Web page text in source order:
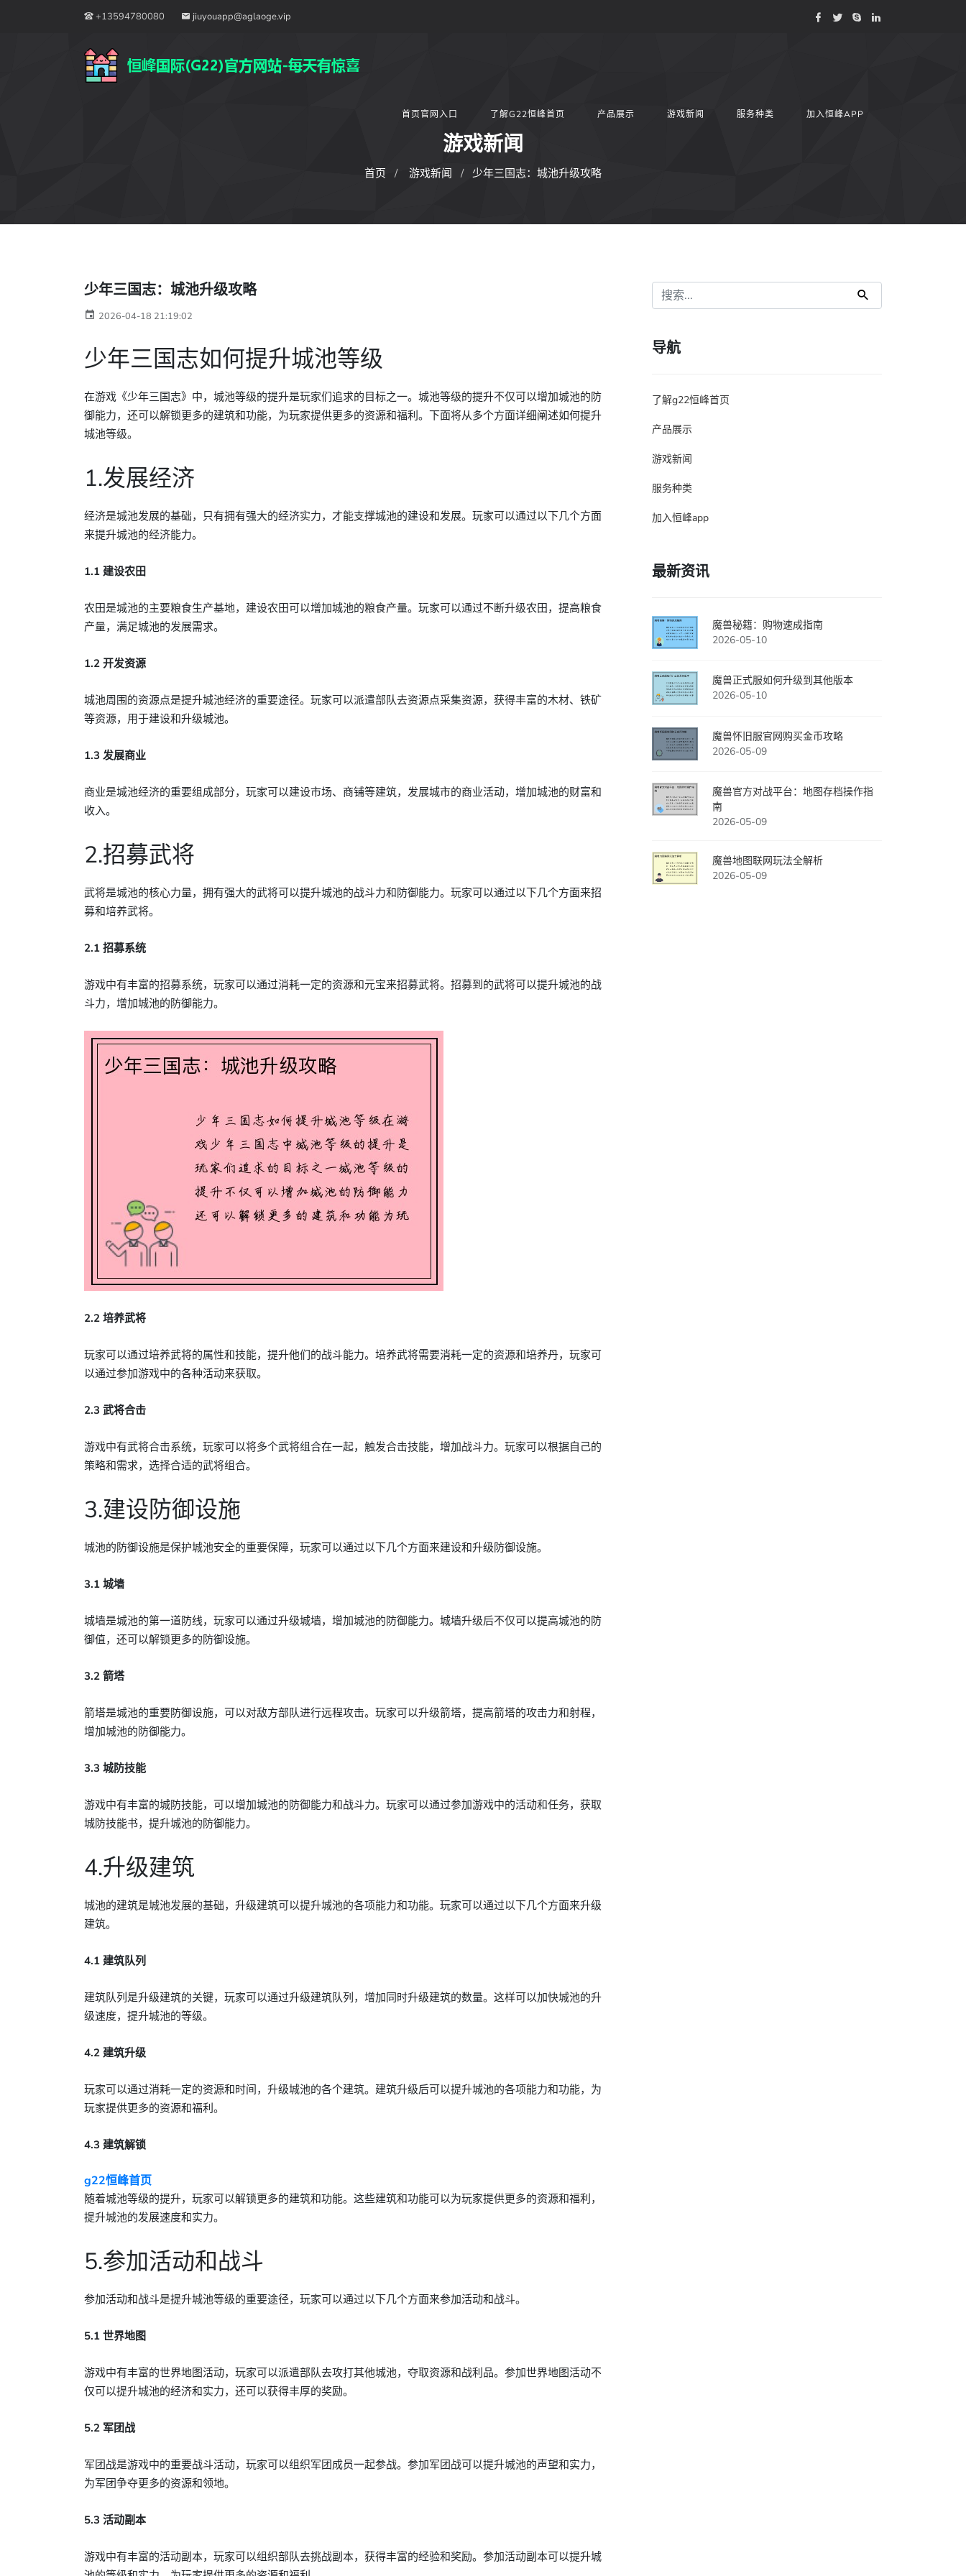
+13594780080 jiuyouapp@aglaoge.vip
首页官网入口 了解G22恒峰首页 产品展示 游戏新闻 服务种类 加入恒峰APP
游戏新闻
首页 游戏新闻 少年三国志：城池升级攻略
少年三国志：城池升级攻略
2026-04-18 21:19:02
少年三国志如何提升城池等级
在游戏《少年三国志》中，城池等级的提升是玩家们追求的目标之一。城池等级的提升不仅可以增加城池的防
御能力，还可以解锁更多的建筑和功能，为玩家提供更多的资源和福利。下面将从多个方面详细阐述如何提升
城池等级。
1.发展经济
经济是城池发展的基础，只有拥有强大的经济实力，才能支撑城池的建设和发展。玩家可以通过以下几个方面
来提升城池的经济能力。
1.1 建设农田
农田是城池的主要粮食生产基地，建设农田可以增加城池的粮食产量。玩家可以通过不断升级农田，提高粮食
产量，满足城池的发展需求。
1.2 开发资源
城池周围的资源点是提升城池经济的重要途径。玩家可以派遣部队去资源点采集资源，获得丰富的木材、铁矿
等资源，用于建设和升级城池。
1.3 发展商业
商业是城池经济的重要组成部分，玩家可以建设市场、商铺等建筑，发展城市的商业活动，增加城池的财富和
收入。
2.招募武将
武将是城池的核心力量，拥有强大的武将可以提升城池的战斗力和防御能力。玩家可以通过以下几个方面来招
募和培养武将。
2.1 招募系统
游戏中有丰富的招募系统，玩家可以通过消耗一定的资源和元宝来招募武将。招募到的武将可以提升城池的战
斗力，增加城池的防御能力。
2.2 培养武将
玩家可以通过培养武将的属性和技能，提升他们的战斗能力。培养武将需要消耗一定的资源和培养丹，玩家可
以通过参加游戏中的各种活动来获取。
2.3 武将合击
游戏中有武将合击系统，玩家可以将多个武将组合在一起，触发合击技能，增加战斗力。玩家可以根据自己的
策略和需求，选择合适的武将组合。
3.建设防御设施
城池的防御设施是保护城池安全的重要保障，玩家可以通过以下几个方面来建设和升级防御设施。
3.1 城墙
城墙是城池的第一道防线，玩家可以通过升级城墙，增加城池的防御能力。城墙升级后不仅可以提高城池的防
御值，还可以解锁更多的防御设施。
3.2 箭塔
箭塔是城池的重要防御设施，可以对敌方部队进行远程攻击。玩家可以升级箭塔，提高箭塔的攻击力和射程，
增加城池的防御能力。
3.3 城防技能
游戏中有丰富的城防技能，可以增加城池的防御能力和战斗力。玩家可以通过参加游戏中的活动和任务，获取
城防技能书，提升城池的防御能力。
4.升级建筑
城池的建筑是城池发展的基础，升级建筑可以提升城池的各项能力和功能。玩家可以通过以下几个方面来升级
建筑。
4.1 建筑队列
建筑队列是升级建筑的关键，玩家可以通过升级建筑队列，增加同时升级建筑的数量。这样可以加快城池的升
级速度，提升城池的等级。
4.2 建筑升级
玩家可以通过消耗一定的资源和时间，升级城池的各个建筑。建筑升级后可以提升城池的各项能力和功能，为
玩家提供更多的资源和福利。
4.3 建筑解锁
g22恒峰首页
随着城池等级的提升，玩家可以解锁更多的建筑和功能。这些建筑和功能可以为玩家提供更多的资源和福利，
提升城池的发展速度和实力。
5.参加活动和战斗
参加活动和战斗是提升城池等级的重要途径，玩家可以通过以下几个方面来参加活动和战斗。
5.1 世界地图
游戏中有丰富的世界地图活动，玩家可以派遣部队去攻打其他城池，夺取资源和战利品。参加世界地图活动不
仅可以提升城池的经济和实力，还可以获得丰厚的奖励。
5.2 军团战
军团战是游戏中的重要战斗活动，玩家可以组织军团成员一起参战。参加军团战可以提升城池的声望和实力，
为军团争夺更多的资源和领地。
5.3 活动副本
游戏中有丰富的活动副本，玩家可以组织部队去挑战副本，获得丰富的经验和奖励。参加活动副本可以提升城
导航
了解g22恒峰首页
产品展示
游戏新闻
服务种类
加入恒峰app
最新资讯
魔兽秘籍：购物速成指南
2026-05-10
魔兽正式服如何升级到其他版本
2026-05-10
魔兽怀旧服官网购买金币攻略
2026-05-09
魔兽官方对战平台：地图存档操作指
南
2026-05-09
魔兽地图联网玩法全解析
2026-05-09